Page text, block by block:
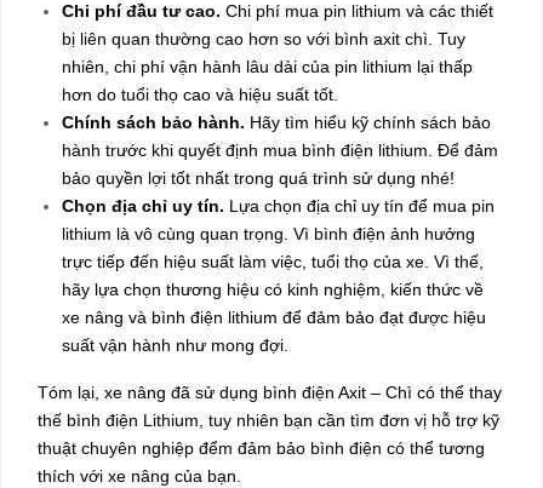
Chi phí đầu tư cao. Chi phí mua pin lithium và các thiết
bị liên quan thường cao hơn so với bình axit chì. Tuy
nhiên, chi phí vận hành lâu dài của pin lithium lại thấp
hơn do tuổi thọ cao và hiệu suất tốt.
Chính sách bảo hành. Hãy tìm hiểu kỹ chính sách bảo
hành trước khi quyết định mua bình điện lithium. Để đảm
bảo quyền lợi tốt nhất trong quá trình sử dụng nhé!
Chọn địa chỉ uy tín. Lựa chọn địa chỉ uy tín để mua pin
lithium là vô cùng quan trọng. Vì bình điện ảnh hưởng
trực tiếp đến hiệu suất làm việc, tuổi thọ của xe. Vì thế,
hãy lựa chọn thương hiệu có kinh nghiệm, kiến thức về
xe nâng và bình điện lithium để đảm bảo đạt được hiệu
suất vận hành như mong đợi.
Tóm lại, xe nâng đã sử dụng bình điện Axit – Chì có thể thay
thế bình điện Lithium, tuy nhiên bạn cần tìm đơn vị hỗ trợ kỹ
thuật chuyên nghiệp đểm đảm bảo bình điện có thể tương
thích với xe nâng của bạn.